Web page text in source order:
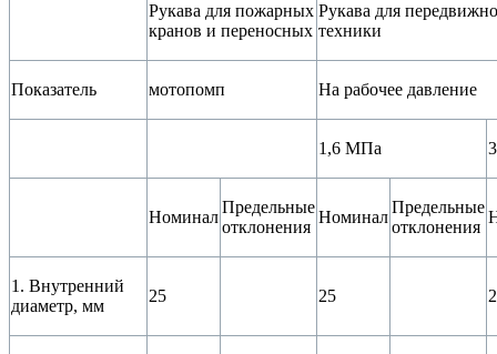
Рукава для пожарных
кранов и переносных
Рукава для
техники
Показатель мотопомп На рабочее давление
1,6 МПа
Номинал
Предельные
отклонения
Номинал
Предельные
отклонения
1. Внутренний
диаметр, мм
25 25